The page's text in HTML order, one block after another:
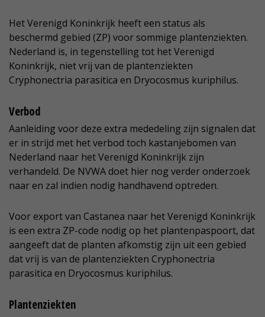
Het Verenigd Koninkrijk heeft een status als
beschermd gebied (ZP) voor sommige plantenziekten.
Nederland is, in tegenstelling tot het Verenigd
Koninkrijk, niet vrij van de plantenziekten
Cryphonectria parasitica en Dryocosmus kuriphilus.
Verbod
Aanleiding voor deze extra mededeling zijn signalen dat
er in strijd met het verbod toch kastanjebomen van
Nederland naar het Verenigd Koninkrijk zijn
verhandeld. De NVWA doet hier nog verder onderzoek
naar en zal indien nodig handhavend optreden.
Voor export van Castanea naar het Verenigd Koninkrijk
is een extra ZP-code nodig op het plantenpaspoort, dat
aangeeft dat de planten afkomstig zijn uit een gebied
dat vrij is van de plantenziekten Cryphonectria
parasitica en Dryocosmus kuriphilus.
Plantenziekten